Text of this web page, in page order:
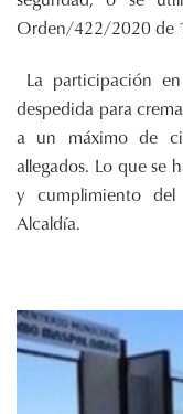
Orden/422/2020 de
La participación
despedida para
a un máximo de
allegados. Lo que se
y cumplimiento
Alcaldía.